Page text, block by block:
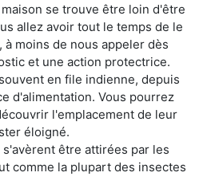
se trouve être loin d'être
allez avoir tout le temps de le
moins de nous appeler dès
et une action protectrice.
en file indienne, depuis
d'alimentation. Vous pourrez
l'emplacement de leur
éloigné.
être attirées par les
comme la plupart des insectes